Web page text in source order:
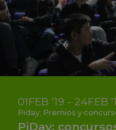
01FEB '19 - 24FEB
Piday Premios y
PiDay: